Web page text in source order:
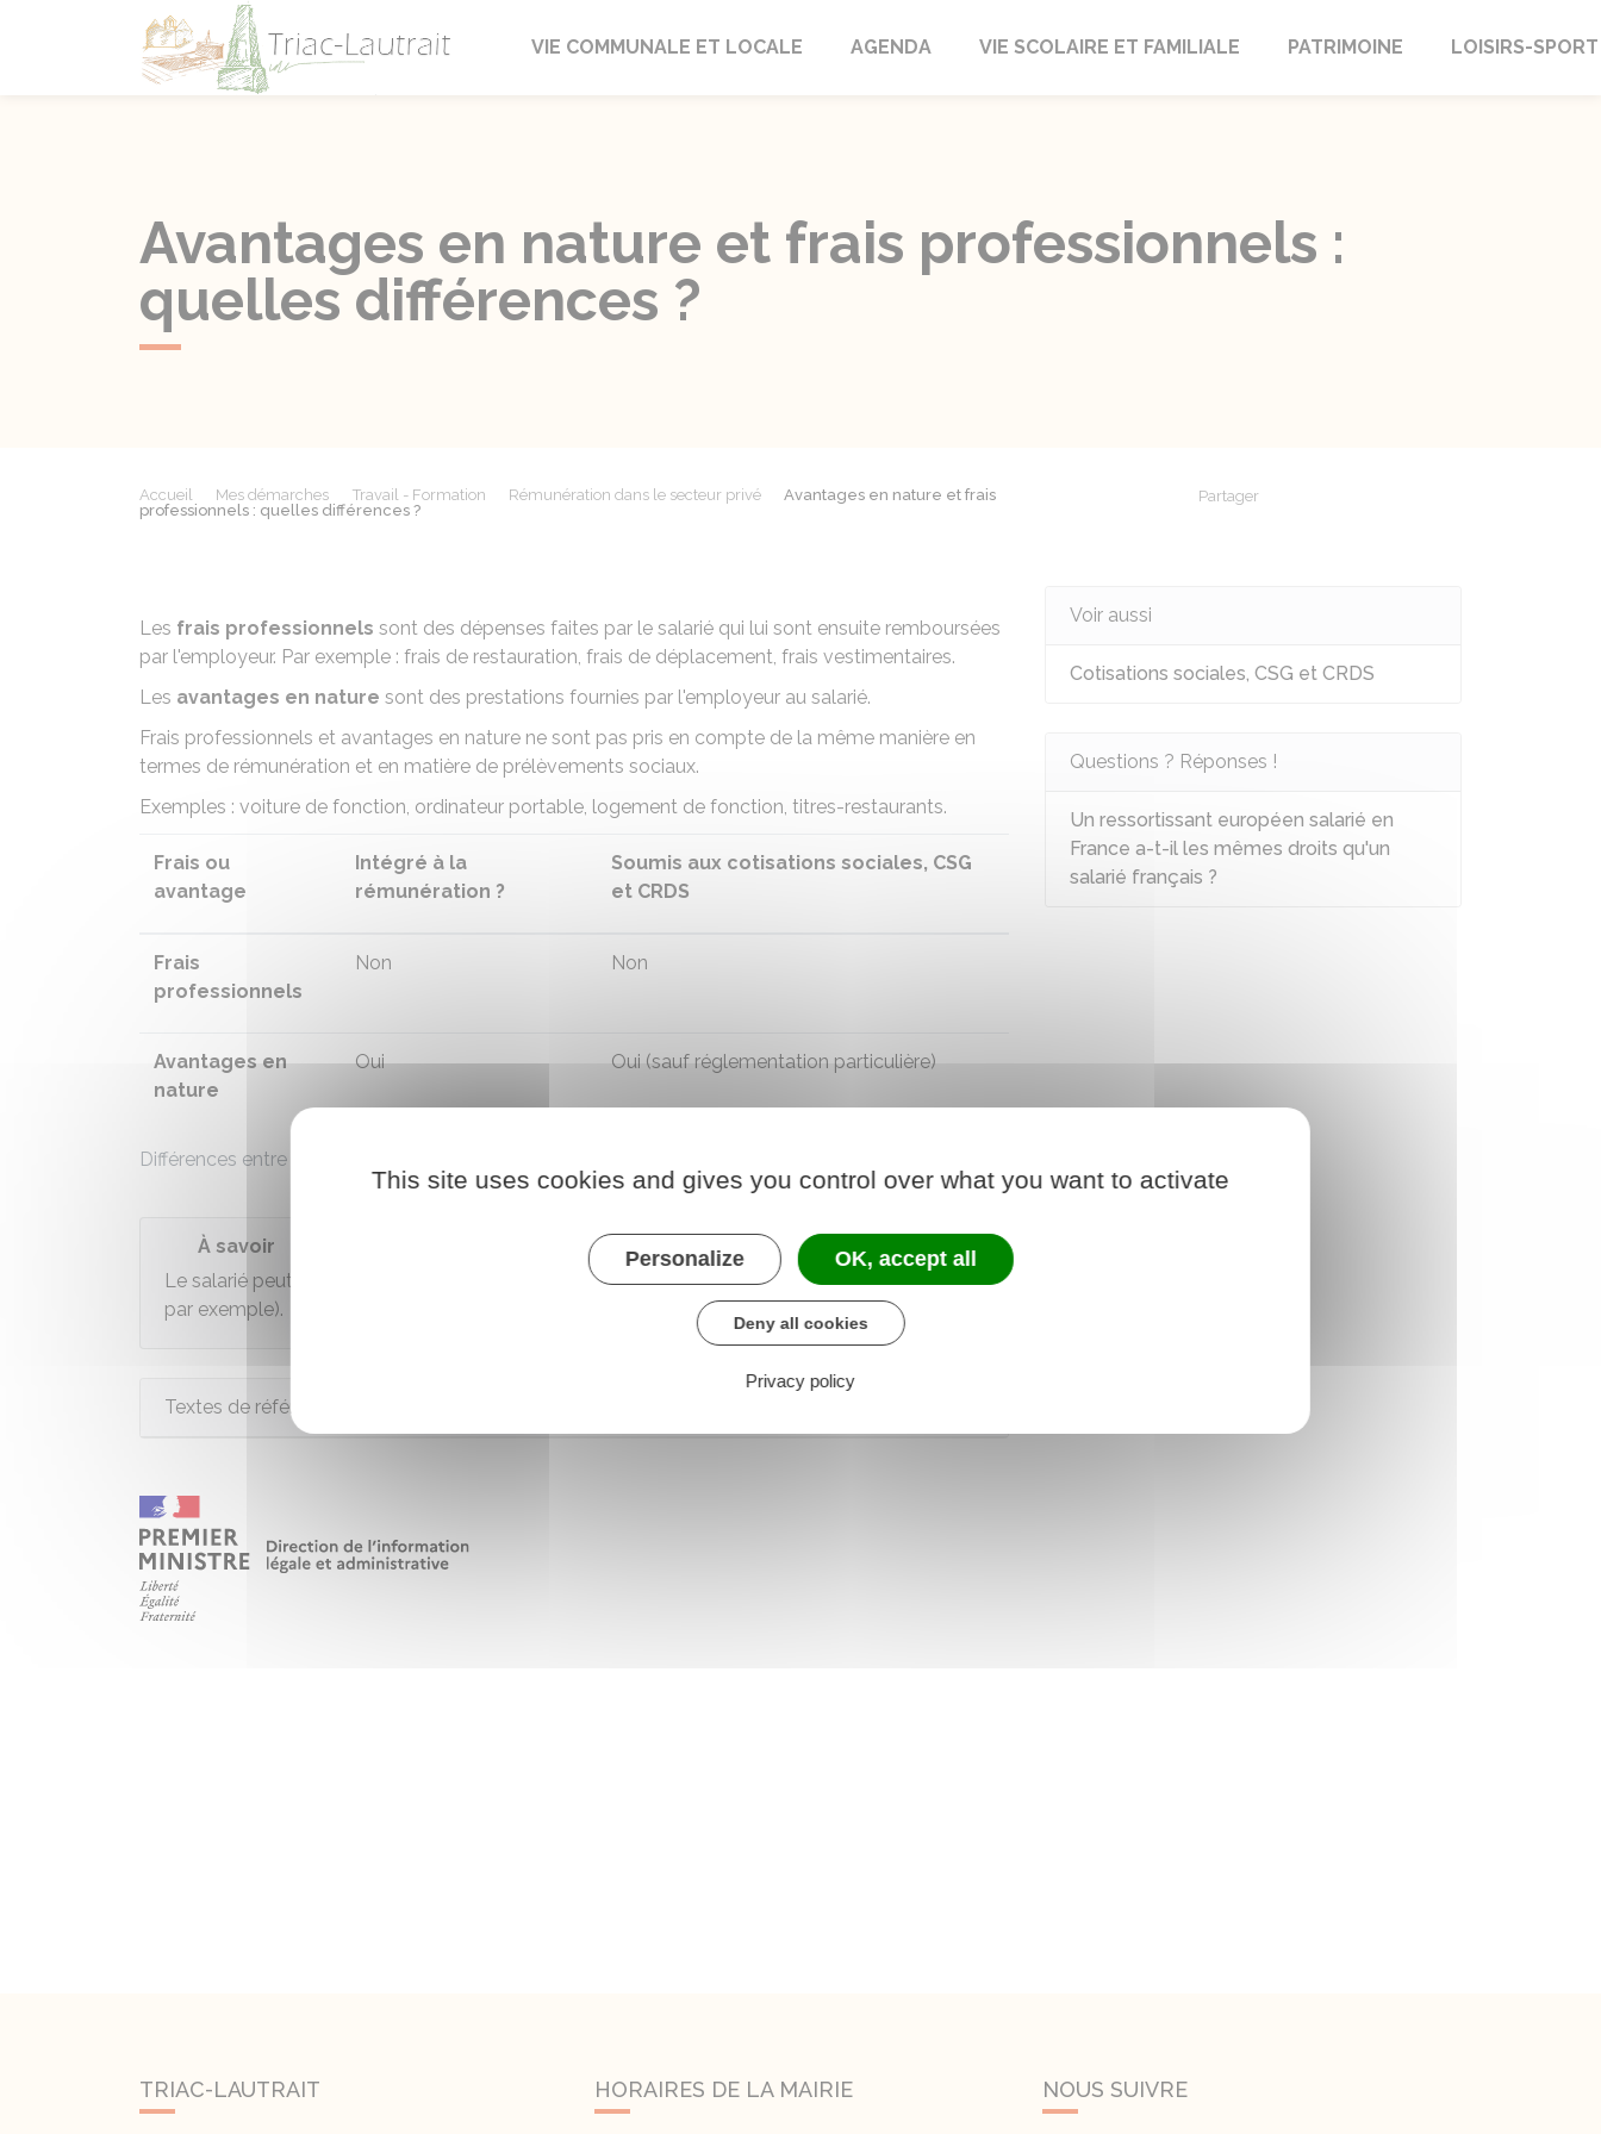
Triac-Lautrait
VIE COMMUNALE ET LOCALE AGENDA VIE SCOLAIRE ET FAMILIALE PATRIMOINE LOISIRS-SPORT
Avantages en nature et frais professionnels :
quelles différences ?
Accueil Mes démarches Travail - Formation Rémunération dans le secteur privé
Avantages en nature et frais
professionnels : quelles différences ?
Partager
Les frais professionnels sont des dépenses faites par le salarié qui lui sont ensuite remboursées
par l'employeur. Par exemple : frais de restauration, frais de déplacement, frais vestimentaires.
Les avantages en nature sont des prestations fournies par l'employeur au salarié.
Frais professionnels et avantages en nature ne sont pas pris en compte de la même manière en
termes de rémunération et en matière de prélèvements sociaux.
Exemples : voiture de fonction, ordinateur portable, logement de fonction, titres-restaurants.
Différences entre frais professionnels et avantages en nature
Frais ou
avantage
Intégré à la
rémunération ?
Soumis aux cotisations sociales, CSG
et CRDS
Frais
professionnels
Non Non
Avantages en
nature
Oui Oui (sauf réglementation particulière)
À savoir
Le salarié peut être entièrement rémunéré en avantages en nature (cas d'unsalarié au pair,
par exemple).
Textes de référence
Voir aussi
Cotisations sociales, CSG et CRDS
Questions ? Réponses !
Un ressortissant européen salarié en
France a-t-il les mêmes droits qu'un
salarié français ?
TRIAC-LAUTRAIT HORAIRES DE LA MAIRIE NOUS SUIVRE
This site uses cookies and gives you control over what you want to activate
Personalize OK, accept all
Deny all cookies
Privacy policy